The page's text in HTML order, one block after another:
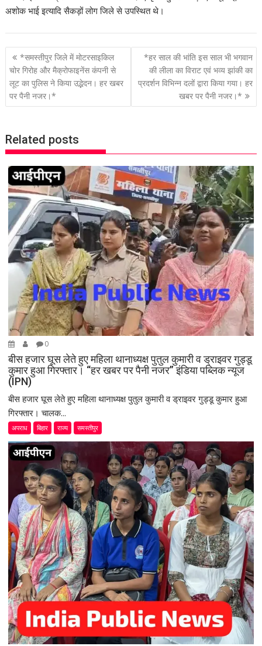
अशोक भाई इत्यादि सैकड़ों लोग जिले से उपस्थित थे।
P
o
s
t
a
v
i
g
a
t
i
o
n
*समस्तीपुर जिले में मोटरसाइकिल
चोर गिरोह और मैक्रोफाइनेंस कंपनी से
लूट का पुलिस ने किया उद्भेदन। हर खबर
पर पैनी नजर।*
*हर साल की भांति इस साल भी भगवान
की लीला का विराट एवं भव्य झांकी का
प्रदर्शन विभिन्न दलों द्वारा किया गया। हर
खबर पर पैनी नजर।*
Related posts
0
बीस हजार घूस लेते हुए महिला थानाध्यक्ष पुतुल कुमारी व ड्राइवर गुड्डू
कुमार हुआ गिरफ्तार। “हर खबर पर पैनी नजर” इंडिया पब्लिक न्यूज
(IPN)
बीस हजार घूस लेते हुए महिला थानाध्यक्ष पुतुल कुमारी व ड्राइवर गुड्डू कुमार हुआ
गिरफ्तार। चालक...
अपराध बिहार राज्य समस्तीपुर